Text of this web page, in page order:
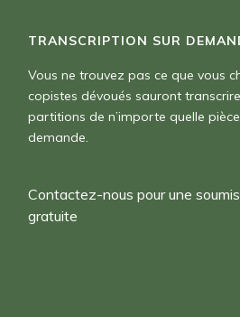
TRANSCRIPTION SUR
Vous ne trouvez pas ce que vous
copistes dévoués sauront
partitions de n’importe quelle
demande.
Contactez-nous pour une
gratuite